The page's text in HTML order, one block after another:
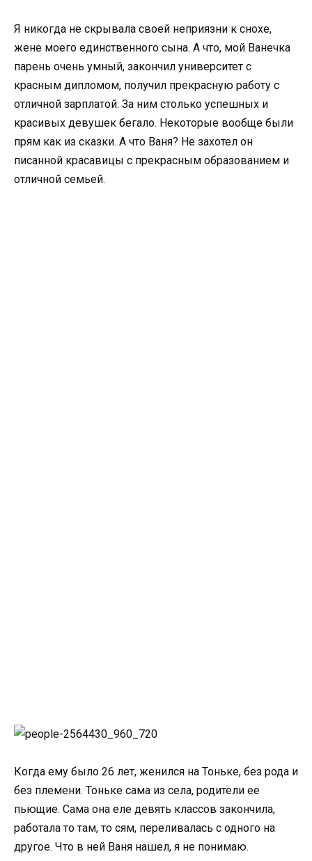
Я никогда не скрывала своей неприязни к снохе,
жене моего единственного сына. А что, мой Ванечка
парень очень умный, закончил университет с
красным дипломом, получил прекрасную работу с
отличной зарплатой. За ним столько успешных и
красивых девушек бегало. Некоторые вообще были
прям как из сказки. А что Ваня? Не захотел он
писанной красавицы с прекрасным образованием и
отличной семьей.
Когда ему было 26 лет, женился на Тоньке, без рода и
без племени. Тоньке сама из села, родители ее
пьющие. Сама она еле девять классов закончила,
работала то там, то сям, переливалась с одного на
другое. Что в ней Ваня нашел, я не понимаю.